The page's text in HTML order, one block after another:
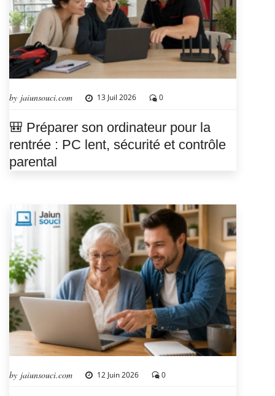
by jaiunsouci.com 13 Juil 2026 0
🎒 Préparer son ordinateur pour la
rentrée : PC lent, sécurité et contrôle
parental
by jaiunsouci.com 12 Juin 2026 0